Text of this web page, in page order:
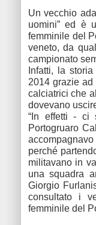
Un vecchio
uomini” ed è
femminile del
veneto, da
campionato
Infatti, la
2014 grazie
calciatrici che
dovevano
“In effetti - ci
Portogruaro
perché
militavano in
una squadra
Giorgio
consultato i
femminile del